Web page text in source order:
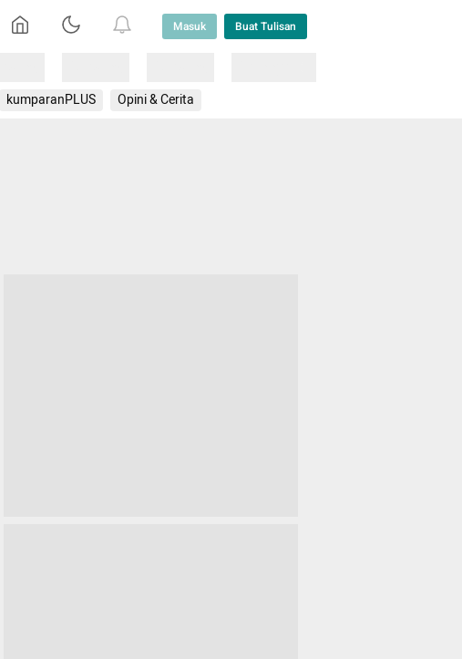
Masuk Buat Tulisan
kumparanPLUS Opini & Cerita